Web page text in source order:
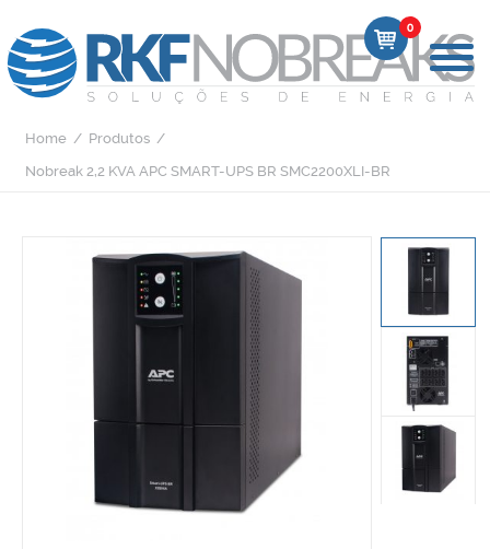
0
Home / Produtos /
Nobreak 2,2 KVA APC SMART-UPS BR SMC2200XLI-BR